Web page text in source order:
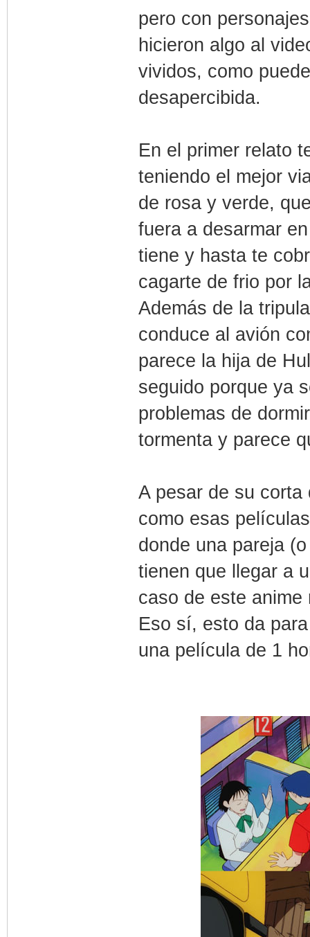
pero con
hicieron algo al
vividos, como
desapercibida.
En el primer relato
teniendo el mejor
de rosa y verde,
fuera a desarmar
tiene y hasta te
cagarte de frio por
Además de la
conduce al avión
parece la hija de
seguido porque ya
problemas de
tormenta y parece
A pesar de su
como esas
donde una pareja
tienen que llegar a
caso de este
Eso sí, esto da
una película de 1